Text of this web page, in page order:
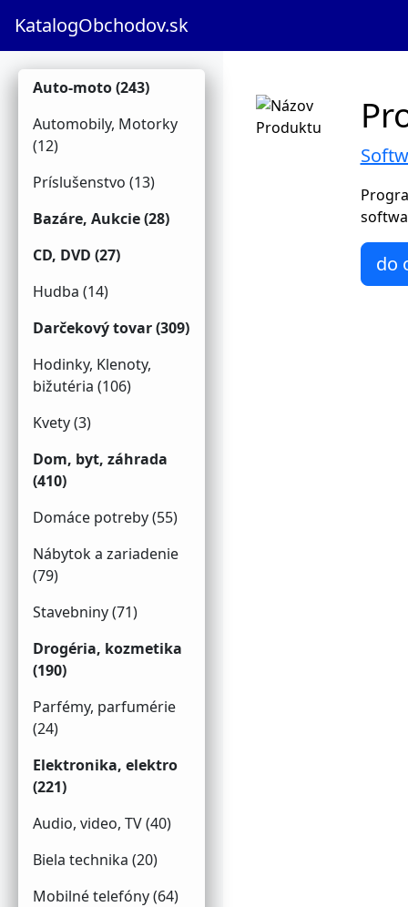
KatalogObchodov.sk
Auto-moto (243)
Automobily, Motorky
(12)
Príslušenstvo (13)
Bazáre, Aukcie (28)
CD, DVD (27)
Hudba (14)
Darčekový tovar (309)
Hodinky, Klenoty,
bižutéria (106)
Kvety (3)
Dom, byt, záhrada
(410)
Domáce potreby (55)
Nábytok a zariadenie
(79)
Stavebniny (71)
Drogéria, kozmetika
(190)
Parfémy, parfumérie
(24)
Elektronika, elektro
(221)
Audio, video, TV (40)
Biela technika (20)
Mobilné telefóny (64)
do